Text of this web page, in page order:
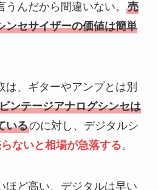
んだから間違いない。 売
ンセサイザーの価値は簡単
は、ギターやアンプとは別
ンテージアナログシンセは
いるのに対し、デジタルシ
ないと相場が急落する。
ほど高い、デジタルは早い